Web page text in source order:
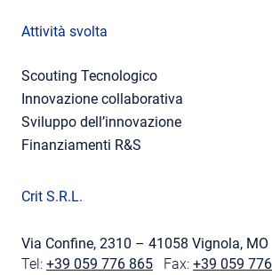
Attività svolta
Scouting Tecnologico
Innovazione collaborativa
Sviluppo dell’innovazione
Finanziamenti R&S
Crit S.R.L.
Via Confine, 2310 – 41058 Vignola, MO
Tel: +39 059 776 865 Fax: +39 059